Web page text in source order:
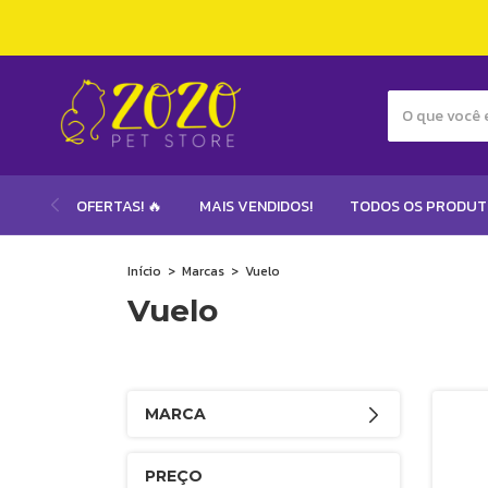
OFERTAS! 🔥 MAIS VENDIDOS! TODOS OS
Início > Marcas > Vuelo
Vuelo
MARCA
PREÇO